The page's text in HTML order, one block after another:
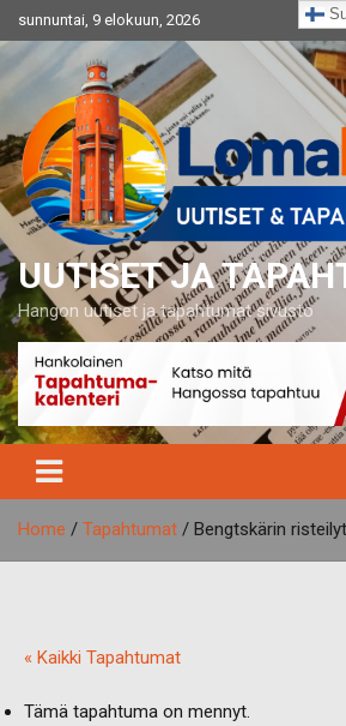
to
content
sunnuntai, 9 elokuun, 2026
UUTISET JA
Hangon uutiset ja tapahtumat sivusto
Home Tapahtumat Bengtskärin
« Kaikki Tapahtumat
Tämä tapahtuma on mennyt.